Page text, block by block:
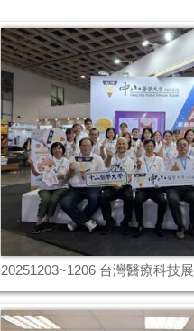
20251203~1206 台灣醫療科技展